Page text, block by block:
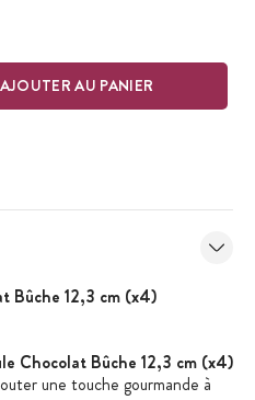
AJOUTER AU PANIER
Bûche 12,3 cm (x4)
Chocolat Bûche 12,3 cm (x4)
une touche gourmande à